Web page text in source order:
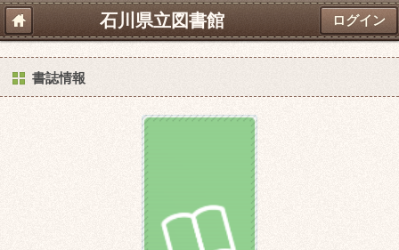
石川県立図書館 ログイン
書誌情報